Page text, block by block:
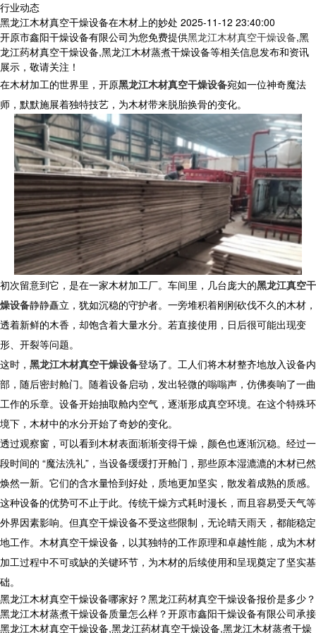
行业动态
黑龙江木材真空干燥设备在木材上的妙处 2025-11-12 23:40:00
开原市鑫阳干燥设备有限公司为您免费提供黑龙江木材真空干燥设备,黑
龙江药材真空干燥设备,黑龙江木材蒸煮干燥设备等相关信息发布和资讯
展示，敬请关注！
在木材加工的世界里，开原黑龙江木材真空干燥设备宛如一位神奇魔法
师，默默施展着独特技艺，为木材带来脱胎换骨的变化。
初次留意到它，是在一家木材加工厂。车间里，几台庞大的黑龙江真空干
燥设备静静矗立，犹如沉稳的守护者。一旁堆积着刚刚砍伐不久的木材，
透着新鲜的木香，却饱含着大量水分。若直接使用，日后很可能出现变
形、开裂等问题。
这时， 黑龙江木材真空干燥设备登场了。工人们将木材整齐地放入设备内
部，随后密封舱门。随着设备启动，发出轻微的嗡嗡声，仿佛奏响了一曲
工作的乐章。设备开始抽取舱内空气，逐渐形成真空环境。在这个特殊环
境下，木材中的水分开始了奇妙的变化。
透过观察窗，可以看到木材表面渐渐变得干燥，颜色也逐渐沉稳。经过一
段时间的 “魔法洗礼”，当设备缓缓打开舱门，那些原本湿漉漉的木材已然
焕然一新。它们的含水量恰到好处，质地更加坚实，散发着成熟的质感。
这种设备的优势可不止于此。传统干燥方式耗时漫长，而且容易受天气等
外界因素影响。但真空干燥设备不受这些限制，无论晴天雨天，都能稳定
地工作。木材真空干燥设备，以其独特的工作原理和卓越性能，成为木材
加工过程中不可或缺的关键环节，为木材的后续使用和呈现奠定了坚实基
础。
黑龙江木材真空干燥设备哪家好？黑龙江药材真空干燥设备报价是多少？
黑龙江木材蒸煮干燥设备质量怎么样？开原市鑫阳干燥设备有限公司承接
黑龙江木材真空干燥设备,黑龙江药材真空干燥设备,黑龙江木材蒸煮干燥